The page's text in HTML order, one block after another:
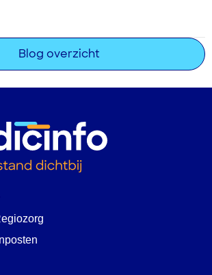
Blog overzicht